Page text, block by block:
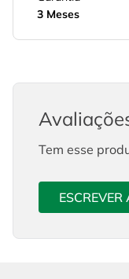
3 Meses
Tem esse